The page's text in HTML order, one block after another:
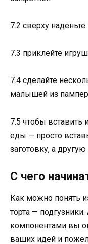
7.2 сверху
7.3 приклейте
7.4 сделайте
малышей из
7.5 чтобы вставить
еды — просто
заготовку, а
С чего
Как можно понять
торта —
компонентами вы
ваших идей и